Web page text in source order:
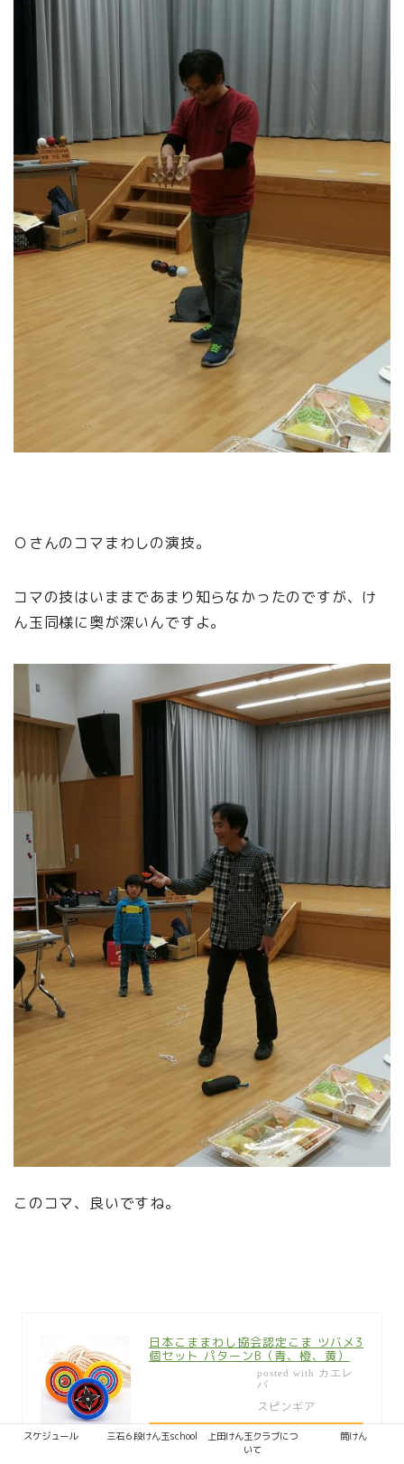
Ｏさんのコマまわしの演技。
コマの技はいままであまり知らなかったのですが、け
ん玉同様に奥が深いんですよ。
このコマ、良いですね。
日本こままわし協会認定こま ツバメ3
個セット パターンB（青、橙、黄）
posted with カエレ
バ
スピンギア
Amazon
スケジュール 三石６段けん玉school
上田けん玉クラブにつ
いて
筒けん